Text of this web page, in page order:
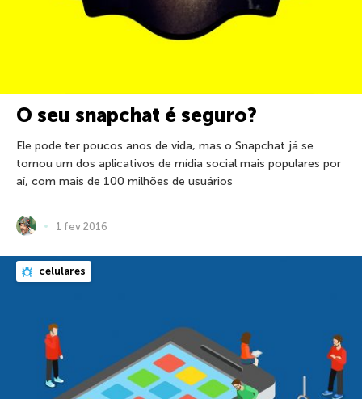
O seu snapchat é seguro?
Ele pode ter poucos anos de vida, mas o Snapchat já se
tornou um dos aplicativos de mídia social mais populares por
aí, com mais de 100 milhões de usuários
1 fev 2016
celulares